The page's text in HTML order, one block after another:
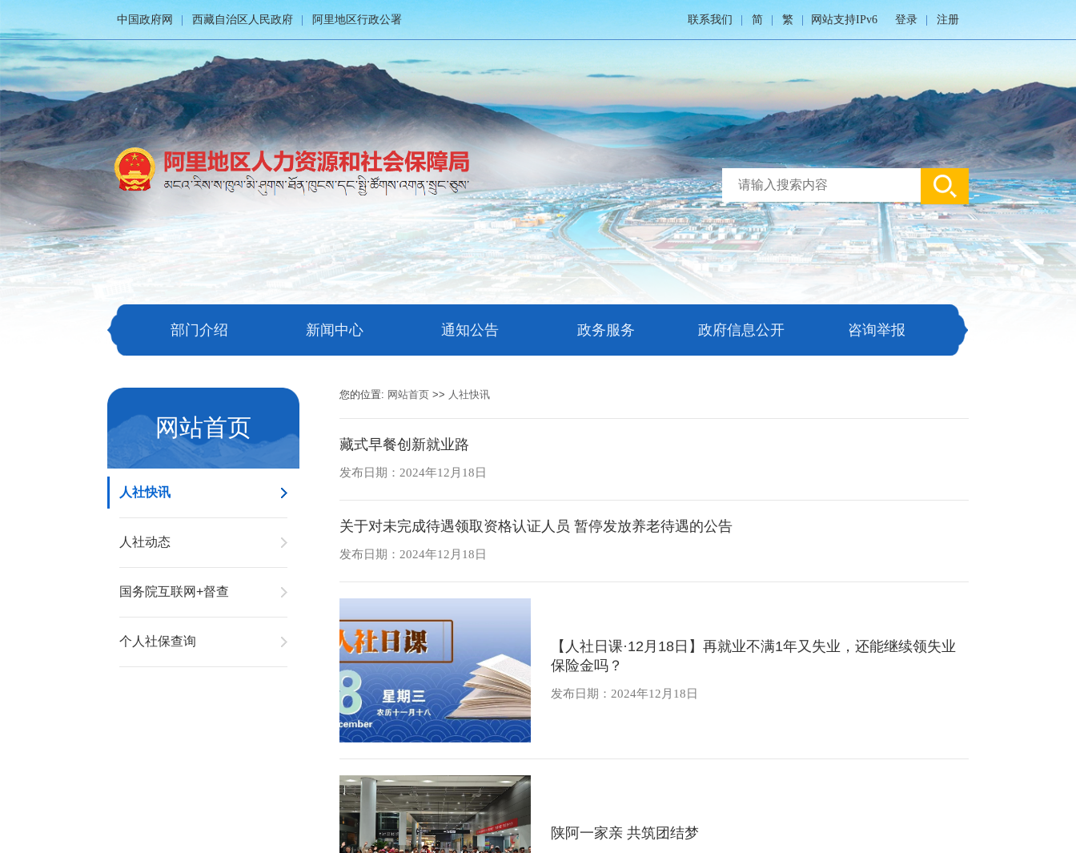
中国政府网 西藏自治区人民政府 阿里地区行政公署 登录 注册
网站支持IPv6
联系我们 简 繁
部门介绍 新闻中心 通知公告 政务服务 政府信息公开 咨询举报
网站首页
人社快讯
人社动态
国务院互联网+督查
个人社保查询
您的位置: 网站首页 >> 人社快讯
藏式早餐创新就业路
发布日期：2024年12月18日
关于对未完成待遇领取资格认证人员 暂停发放养老待遇的公告
发布日期：2024年12月18日
【人社日课·12月18日】再就业不满1年又失业，还能继续领失业
保险金吗？
发布日期：2024年12月18日
陕阿一家亲 共筑团结梦